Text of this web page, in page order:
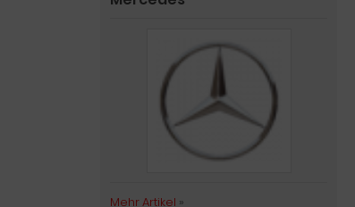
Mehr Artikel »